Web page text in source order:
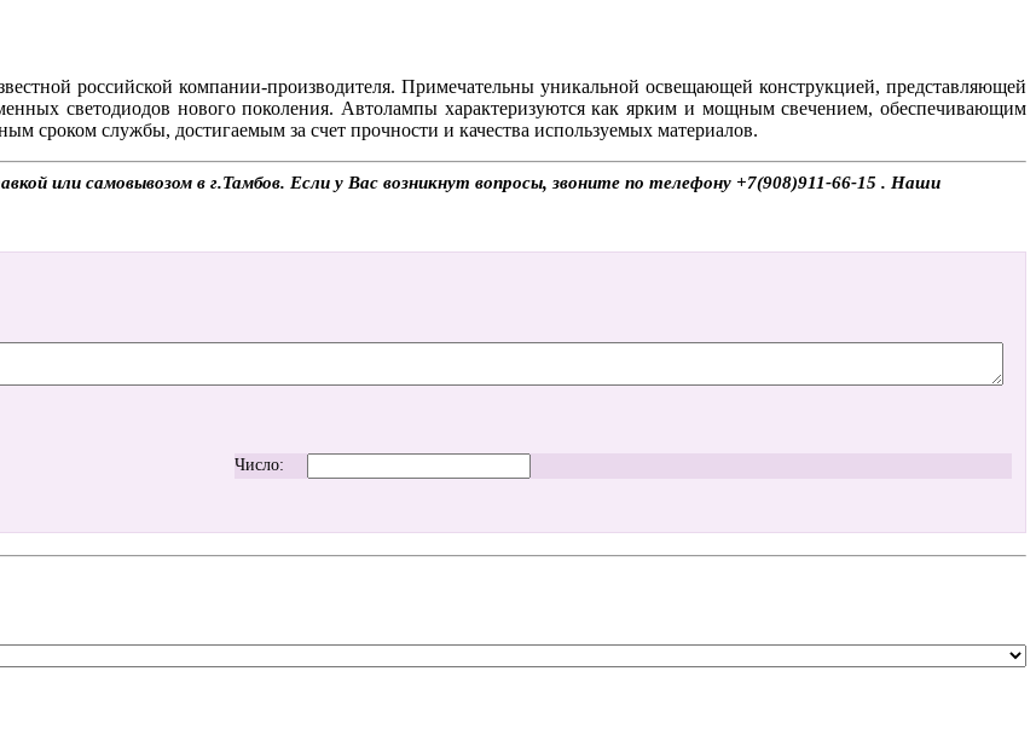
российской компании-производителя. Примечательны уникальной освещающей конструкцией, представляющей
светодиодов нового поколения. Автолампы характеризуются как ярким и мощным свечением, обеспечивающим
сроком службы, достигаемым за счет прочности и качества используемых материалов.
или самовывозом в г.Тамбов. Если у Вас возникнут вопросы, звоните по телефону +7(908)911-66-15 . Наши
Число: